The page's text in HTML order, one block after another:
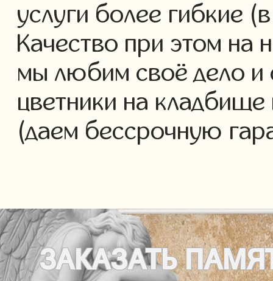
услуги более гибкие
Качество при этом на
мы любим своё дело и
цветники на кладбище
(даем бессрочную
ЗАКАЗАТЬ